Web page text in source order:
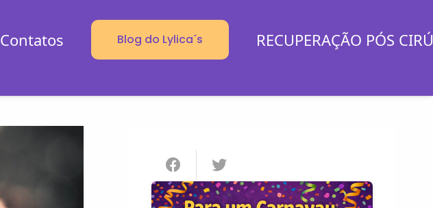
Contatos Blog do Lylica´s RECUPERAÇÃO PÓS